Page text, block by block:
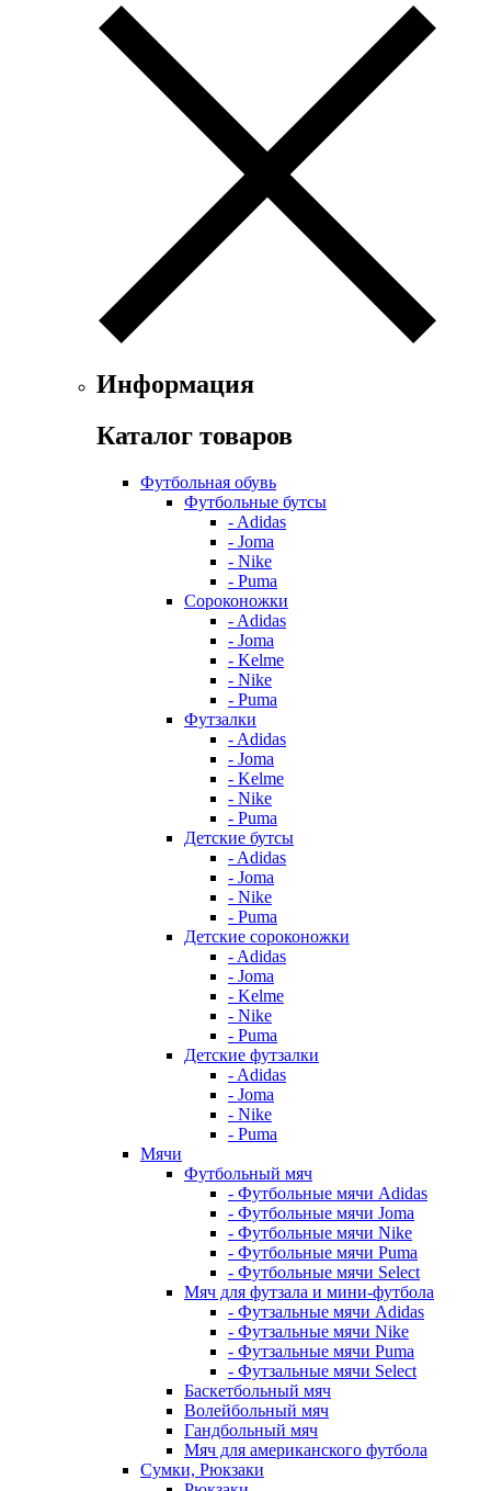
Информация
Каталог товаров
Футбольная обувь
Футбольные бутсы
- Adidas
- Joma
- Nike
- Puma
Сороконожки
- Adidas
- Joma
- Kelme
- Nike
- Puma
Футзалки
- Adidas
- Joma
- Kelme
- Nike
- Puma
Детские бутсы
- Adidas
- Joma
- Nike
- Puma
Детские сороконожки
- Adidas
- Joma
- Kelme
- Nike
- Puma
Детские футзалки
- Adidas
- Joma
- Nike
- Puma
Мячи
Футбольный мяч
- Футбольные мячи Adidas
- Футбольные мячи Joma
- Футбольные мячи Nike
- Футбольные мячи Puma
- Футбольные мячи Select
Мяч для футзала и мини-футбола
- Футзальные мячи Adidas
- Футзальные мячи Nike
- Футзальные мячи Puma
- Футзальные мячи Select
Баскетбольный мяч
Волейбольный мяч
Гандбольный мяч
Мяч для американского футбола
Сумки, Рюкзаки